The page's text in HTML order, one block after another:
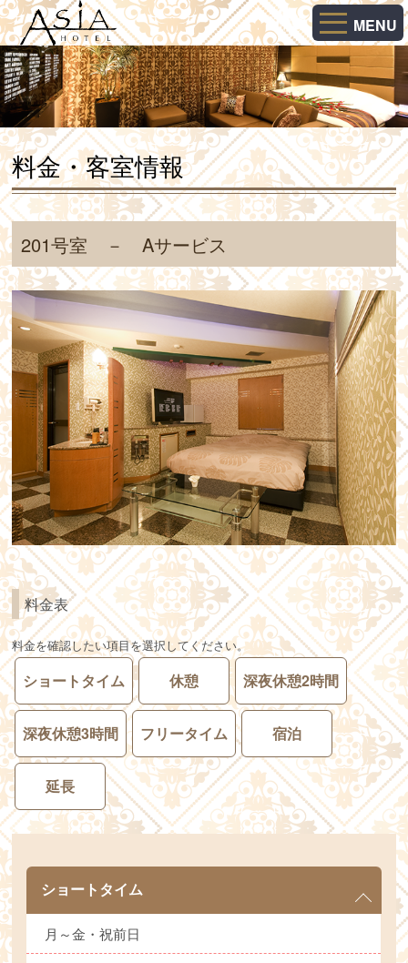
MENU
料金・客室情報
201号室 － Aサービス
料金表
料金を確認したい項目を選択してください。
ショートタイム 休憩 深夜休憩2時間
深夜休憩3時間 フリータイム 宿泊
延長
ショートタイム
月～金・祝前日